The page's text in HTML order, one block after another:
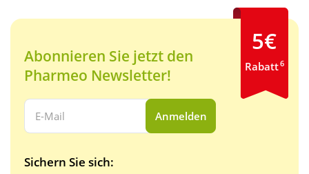
Abonnieren Sie jetzt den
Pharmeo Newsletter!
Ihre E-Mail Adresse:
Anmelden
Sichern Sie sich:
5€
Rabatt6